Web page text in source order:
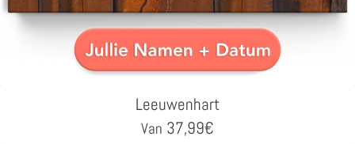
Leeuwenhart
Van 37,99€